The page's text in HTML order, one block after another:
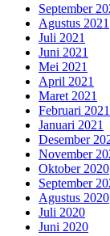
September
Agustus 2021
Juli 2021
Juni 2021
Mei 2021
April 2021
Maret 2021
Februari 2021
Januari 2021
Desember
November
Oktober 2020
September
Agustus 2020
Juli 2020
Juni 2020